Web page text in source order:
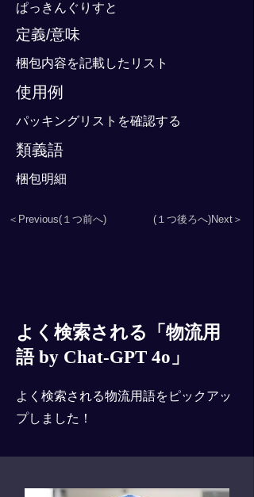
ぱっきんぐりすと
定義/意味
梱包内容を記載したリスト
使用例
パッキングリストを確認する
類義語
梱包明細
＜Previous(１つ前へ) (１つ後ろへ)Next＞
よく検索される「物流用
語 by Chat-GPT 4o」
よく検索される物流用語をピックアッ
プしました！